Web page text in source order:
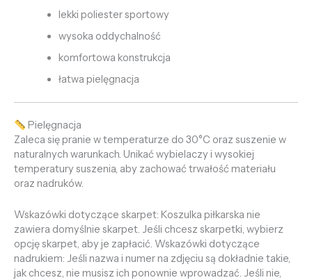
lekki poliester sportowy
wysoka oddychalność
komfortowa konstrukcja
łatwa pielęgnacja
Pielęgnacja
Zaleca się pranie w temperaturze do 30°C oraz suszenie w
naturalnych warunkach. Unikać wybielaczy i wysokiej
temperatury suszenia, aby zachować trwałość materiału
oraz nadruków.
Wskazówki dotyczące skarpet: Koszulka piłkarska nie
zawiera domyślnie skarpet. Jeśli chcesz skarpetki, wybierz
opcję skarpet, aby je zapłacić. Wskazówki dotyczące
nadrukiem: Jeśli nazwa i numer na zdjęciu są dokładnie takie,
jak chcesz, nie musisz ich ponownie wprowadzać. Jeśli nie,